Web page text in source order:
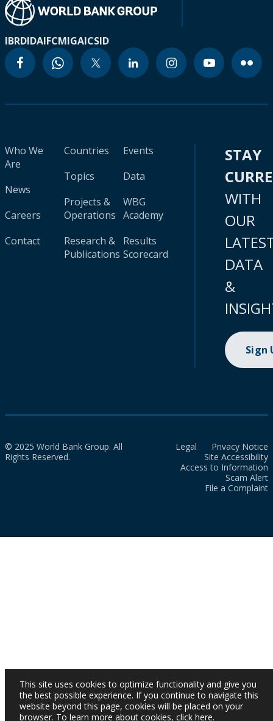
IBRDIDAIFCMIGAICSID
Who We
Are
News
Careers
Contact
Countries
Topics
Projects &
Operations
Research &
Publications
Events
Data
WBG
Academy
Results
Scorecard
STAY
WITH
OUR
DATA
&
Sign
© 2025 World Bank Group. All
Rights Reserved.
Legal
Privacy Notice
Site Accessibility
Access to Information
Scam Alert
File a Complaint
This site uses cookies to optimize functionality and give you
the best possible experience. If you continue to navigate this
website beyond this page, cookies will be placed on your
browser. To learn more about cookies, click here.